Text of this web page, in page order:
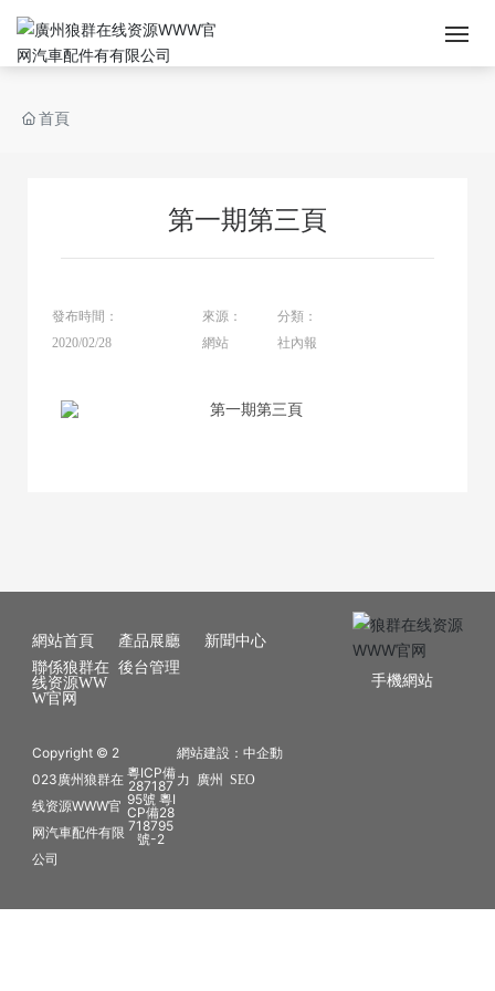
生產技術
人力資源
首頁
第一期第三頁
發布時間：
2020/02/28
來源：
網站
分類：
社內報
網站首頁 產品展廳
新聞中心
聯係狼群在
线资源WW
W官网
後台管理
Copyright © 2
023廣州狼群在
线资源WWW官
网汽車配件有限
公司
粵ICP備
287187
95號 粵I
CP備28
718795
號-2
網站建設： 中企動
力 廣州 SEO
手機網站